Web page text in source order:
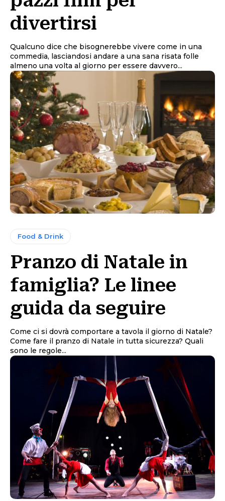
divertirsi
Qualcuno dice che bisognerebbe vivere come in una
commedia, lasciandosi andare a una sana risata folle
almeno una volta al giorno per essere davvero...
Food & Drink
Pranzo di Natale in
famiglia? Le linee
guida da seguire
Come ci si dovrà comportare a tavola il giorno di Natale?
Come fare il pranzo di Natale in tutta sicurezza? Quali
sono le regole...